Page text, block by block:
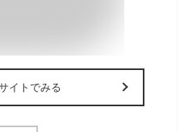
イトでみる